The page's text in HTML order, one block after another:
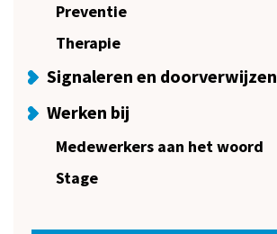
Preventie
Therapie
Signaleren en doorverwijzen
Werken bij
Medewerkers aan het woord
Stage